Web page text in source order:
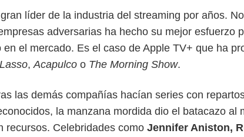
líder de la industria del streaming por años.
adversarias ha hecho su mejor esfuerzo
en el mercado. Es el caso de Apple TV+ que ha
,Acapulco o The Morning Show.
las demás compañías hacían series con
la manzana mordida dio el batacazo al
recursos. Celebridades como Jennifer Aniston,